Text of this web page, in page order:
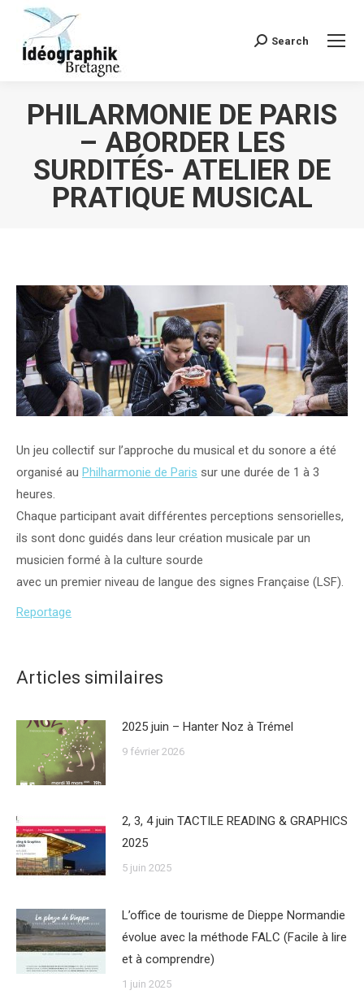
Recherche
Search
PHILARMONIE DE PARIS
– ABORDER LES
SURDITÉS- ATELIER DE
PRATIQUE MUSICAL
Un jeu collectif sur l’approche du musical et du sonore a été
organisé au Philharmonie de Paris sur une durée de 1 à 3
heures.
Chaque participant avait différentes perceptions sensorielles,
ils sont donc guidés dans leur création musicale par un
musicien formé à la culture sourde
avec un premier niveau de langue des signes Française (LSF).
Reportage
Articles similaires
2025 juin – Hanter Noz à Trémel
9 février 2026
2, 3, 4 juin TACTILE READING & GRAPHICS
2025
5 juin 2025
L’office de tourisme de Dieppe Normandie
évolue avec la méthode FALC (Facile à lire
et à comprendre)
1 juin 2025